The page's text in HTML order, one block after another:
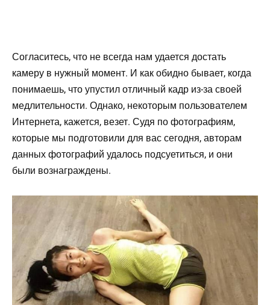
Согласитесь, что не всегда нам удается достать
камеру в нужный момент. И как обидно бывает, когда
понимаешь, что упустил отличный кадр из-за своей
медлительности. Однако, некоторым пользователем
Интернета, кажется, везет. Судя по фотографиям,
которые мы подготовили для вас сегодня, авторам
данных фотографий удалось подсуетиться, и они
были вознаграждены.